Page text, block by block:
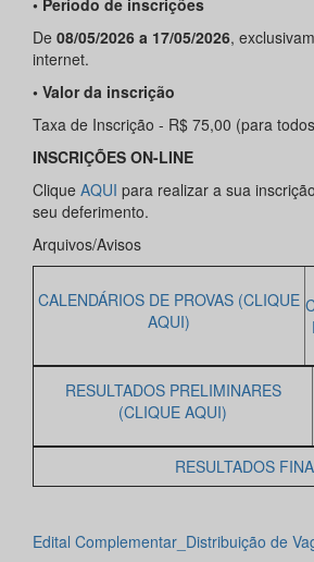
• Período de inscrições
De 08/05/2026 a 17/05/2026,
internet.
• Valor da inscrição
Taxa de Inscrição - R$ 75,00 (para
INSCRIÇÕES ON-LINE
Clique AQUI para realizar a sua
seu deferimento.
Arquivos/Avisos
CALENDÁRIOS DE PROVAS (CLIQUE
AQUI)
RESULTADOS PRELIMINARES
(CLIQUE AQUI)
RESULTADOS
Edital Complementar_Distribuição de